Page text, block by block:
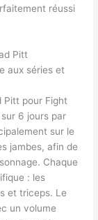
réussi
Pitt
aux séries et
Pitt pour Fight
6 jours par
sur le
jambes, afin de
Chaque
: les
et triceps. Le
un volume